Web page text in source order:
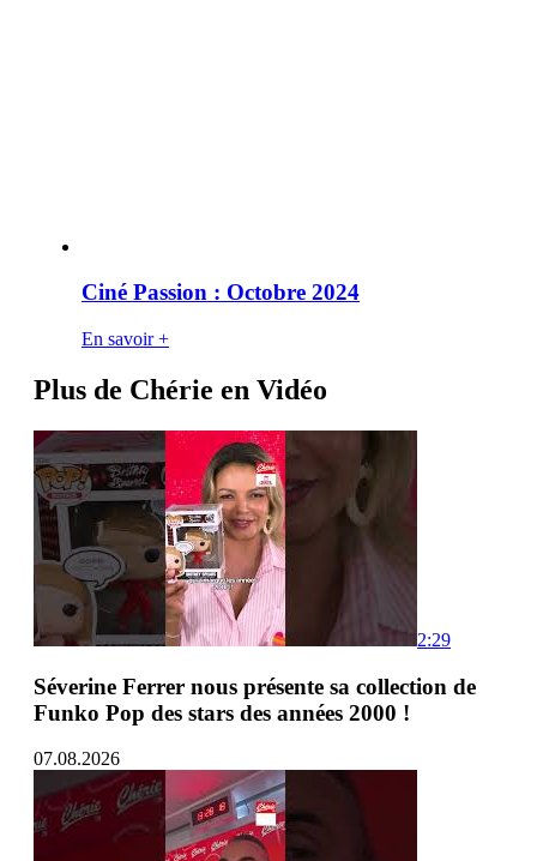
Ciné Passion : Octobre 2024
En savoir +
Plus de Chérie en Vidéo
2:29
Séverine Ferrer nous présente sa collection de
Funko Pop des stars des années 2000 !
07.08.2026